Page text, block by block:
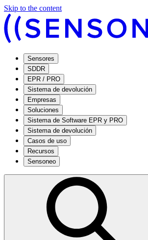
Skip to the content
Sensores
SDDR
EPR / PRO
Sistema de devolución
Empresas
Soluciones
Sistema de Software EPR y PRO
Sistema de devolución
Casos de uso
Recursos
Sensoneo